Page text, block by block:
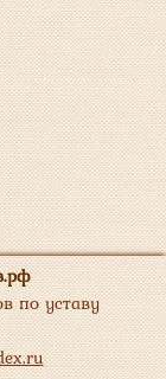
по уставу